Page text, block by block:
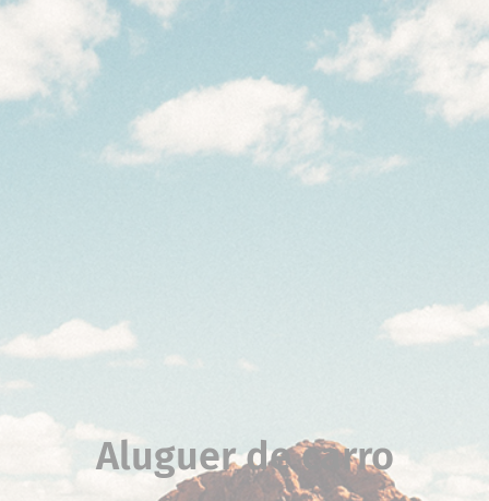
Aluguer de carro